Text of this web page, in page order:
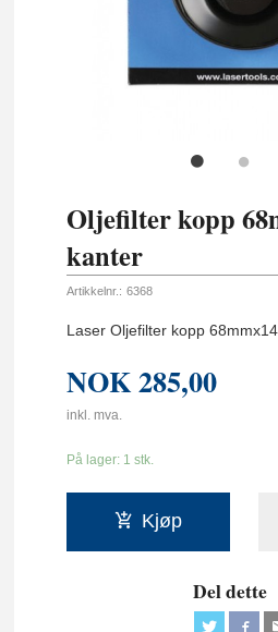
Oljefilter kopp
kanter
Artikkelnr.: 6368
Laser Oljefilter kopp
NOK285,00
inkl. mva.
På lager: 1 stk.
Kjøp
Del dette